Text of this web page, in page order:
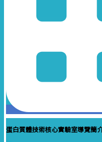
蛋白質體技術核心實驗室導覽簡